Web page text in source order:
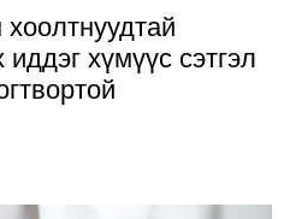
хүмүүс сэтгэл